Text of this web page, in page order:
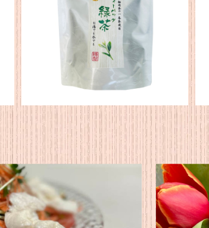
★新茶★【2026年産】静岡産 ティー
バッグ緑茶（水・お湯用）
¥2,160